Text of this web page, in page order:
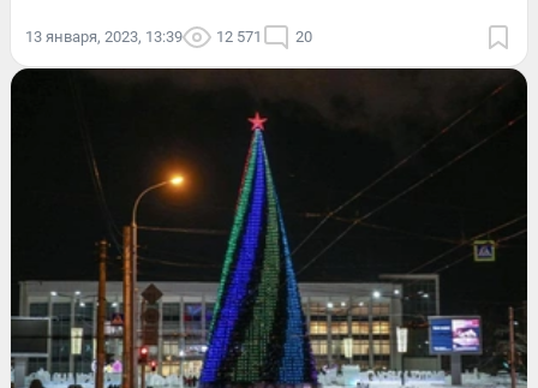
13 января, 2023, 13:39 12 571 20